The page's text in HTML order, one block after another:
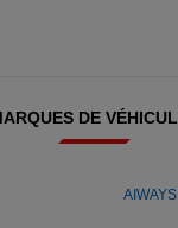
DE
AIWAYS